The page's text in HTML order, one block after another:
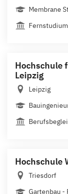
Membrane
Fernstudium
Hochschule
Leipzig
Leipzig
Hochschule
Triesdorf
Gartenbau -